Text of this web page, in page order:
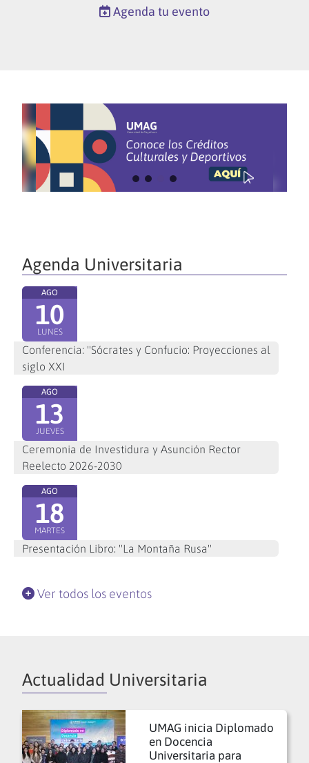
Agenda tu evento
Agenda Universitaria
AGO
10
LUNES
Conferencia: "Sócrates y Confucio: Proyecciones al
siglo XXI
AGO
13
JUEVES
Ceremonia de Investidura y Asunción Rector
Reelecto 2026-2030
AGO
18
MARTES
Presentación Libro: "La Montaña Rusa"
Ver todos los eventos
Actualidad Universitaria
UMAG inicia Diplomado
en Docencia
Universitaria para